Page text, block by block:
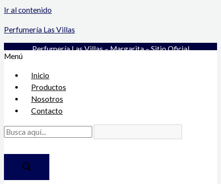
Ir al contenido
Perfumería Las Villas
Perfumería Las Villas – Margarita – Sitio Oficial
Menú
Inicio
Productos
Nosotros
Contacto